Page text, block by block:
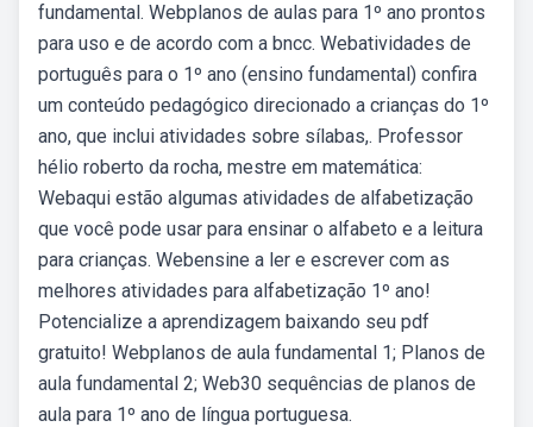
fundamental. Webplanos de aulas para 1º ano prontos
para uso e de acordo com a bncc. Webatividades de
português para o 1º ano (ensino fundamental) confira
um conteúdo pedagógico direcionado a crianças do 1º
ano, que inclui atividades sobre sílabas,. Professor
hélio roberto da rocha, mestre em matemática:
Webaqui estão algumas atividades de alfabetização
que você pode usar para ensinar o alfabeto e a leitura
para crianças. Webensine a ler e escrever com as
melhores atividades para alfabetização 1º ano!
Potencialize a aprendizagem baixando seu pdf
gratuito! Webplanos de aula fundamental 1; Planos de
aula fundamental 2; Web30 sequências de planos de
aula para 1º ano de língua portuguesa.